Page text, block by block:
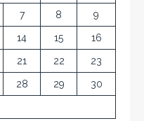
7 8 9
14 15 16
21 22 23
28 29 30